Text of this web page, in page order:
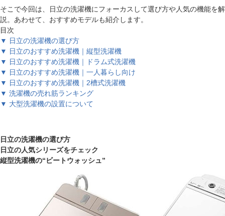
そこで今回は、日立の洗濯機にフォーカスして選び方や人気の機能を解
説。あわせて、おすすめモデルも紹介します。
目次
▼ 日立の洗濯機の選び方
▼ 日立のおすすめ洗濯機｜縦型洗濯機
▼ 日立のおすすめ洗濯機｜ドラム式洗濯機
▼ 日立のおすすめ洗濯機｜一人暮らし向け
▼ 日立のおすすめ洗濯機｜2槽式洗濯機
▼ 洗濯機の売れ筋ランキング
▼ 大型洗濯機の設置について
日立の洗濯機の選び方
日立の人気シリーズをチェック
縦型洗濯機の“ビートウォッシュ”